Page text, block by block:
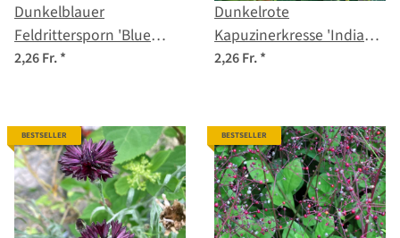
Dunkelblauer
Feldrittersporn 'Blue
Spire' (Consolida ajacis)
2,26 Fr.*
Dunkelrote
Kapuzinerkresse 'Indian
Chief' (Tropaeolum
2,26 Fr.*
BESTSELLER BESTSELLER